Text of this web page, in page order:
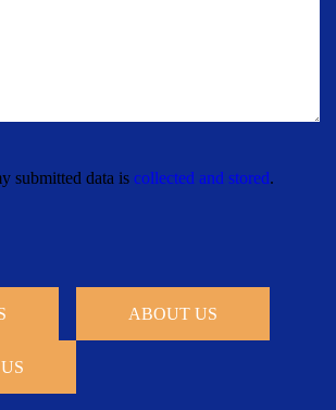
submitted data is collected and stored.
ABOUT US